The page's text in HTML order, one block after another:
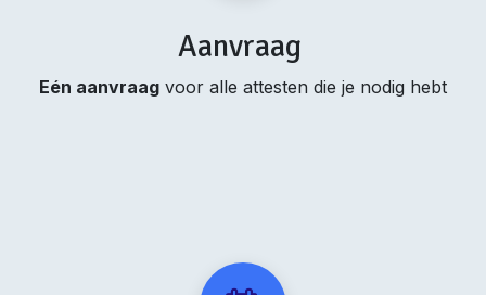
Aanvraag
Eén aanvraag voor alle attesten die je nodig hebt